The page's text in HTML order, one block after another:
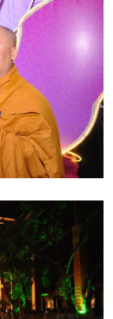
ý nghĩa ngày
Chân Tính
thấy được
dưới gốc cây